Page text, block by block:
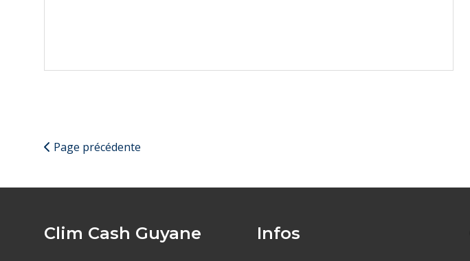
Page précédente
Clim Cash Guyane Infos